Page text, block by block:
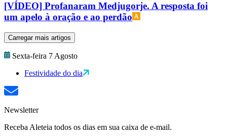
[VÍDEO] Profanaram Medjugorje. A resposta foi
um apelo à oração e ao perdão
Carregar mais artigos
Sexta-feira 7 Agosto
Festividade do dia
Newsletter
Receba Aleteia todos os dias em sua caixa de e-mail.